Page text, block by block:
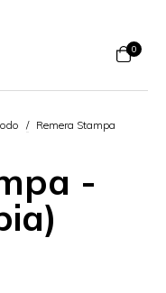
0
/ Remera Stampa
-